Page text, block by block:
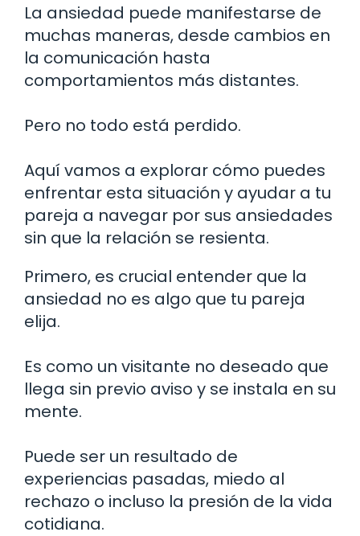
La ansiedad puede manifestarse de
muchas maneras, desde cambios en
la comunicación hasta
comportamientos más distantes.
Pero no todo está perdido.
Aquí vamos a explorar cómo puedes
enfrentar esta situación y ayudar a tu
pareja a navegar por sus ansiedades
sin que la relación se resienta.
Primero, es crucial entender que la
ansiedad no es algo que tu pareja
elija.
Es como un visitante no deseado que
llega sin previo aviso y se instala en su
mente.
Puede ser un resultado de
experiencias pasadas, miedo al
rechazo o incluso la presión de la vida
cotidiana.